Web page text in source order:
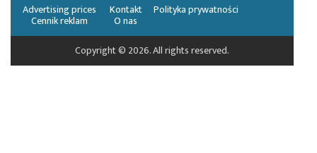
Cennik reklam
Advertising prices Kontakt
O nas
Polityka prywatności
Copyright © 2026. All rights reserved.